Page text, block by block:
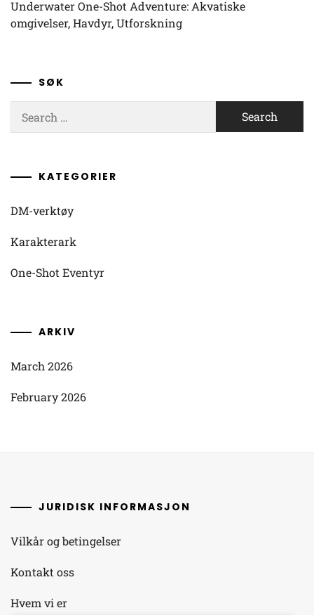
Underwater One-Shot Adventure: Akvatiske
omgivelser, Havdyr, Utforskning
SØK
for:
KATEGORIER
DM-verktøy
Karakterark
One-Shot Eventyr
ARKIV
March 2026
February 2026
JURIDISK INFORMASJON
Vilkår og betingelser
Kontakt oss
Hvem vi er